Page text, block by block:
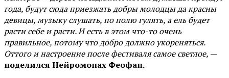
года, будут сюда приезжать добры молодцы да красны
девицы, музыку слушать, по полю гулять, а ель будет
расти себе и расти. И есть в этом что-то очень
правильное, потому что добро должно укореняться.
Оттого и настроение после фестиваля самое светлое, —
поделился Нейромонах Феофан.